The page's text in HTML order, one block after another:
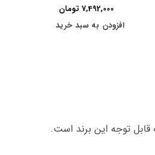
7,492,000تومان
افزودن به سبد خرید